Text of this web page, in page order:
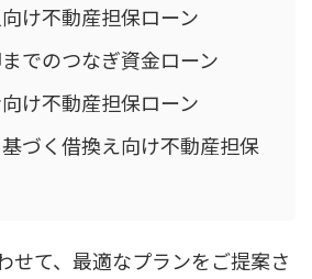
け不動産担保ローン
でのつなぎ資金ローン
け不動産担保ローン
づく借換え向け不動産担保
せて、最適なプランをご提案さ